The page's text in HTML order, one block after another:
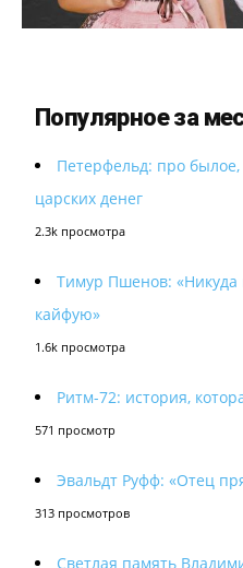
Популярное за
Петерфельд: про
царских денег
2.3k просмотра
Тимур Пшенов: «Никуда
кайфую»
1.6k просмотра
Ритм-72: история,
571 просмотр
Эвальдт Руфф: «Отец
313 просмотров
Светлая память